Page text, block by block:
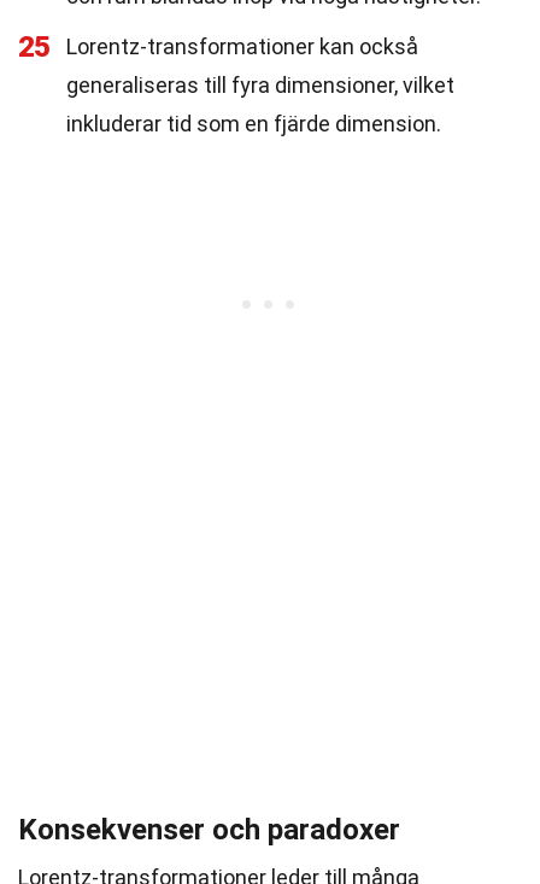
25
Lorentz-transformationer kan också
generaliseras till fyra dimensioner, vilket
inkluderar tid som en fjärde dimension.
Konsekvenser och paradoxer
Lorentz-transformationer leder till många